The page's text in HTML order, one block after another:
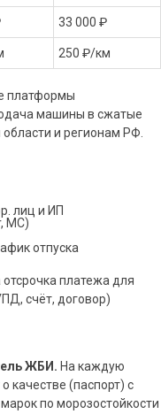
33 000 ₽
250 ₽/км
платформы
машины в сжатые
и регионам РФ.
лиц и ИП
МС)
отпуска
платежа для
счёт, договор)
ЖБИ. На каждую
качестве (паспорт) с
по морозостойкости